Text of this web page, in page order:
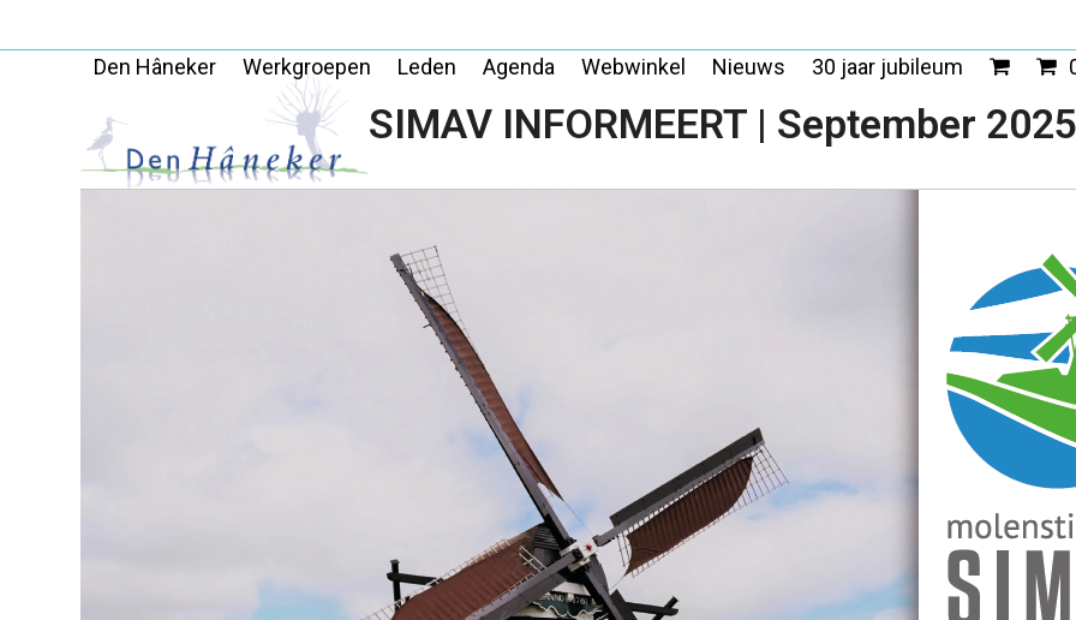
Den Hâneker Werkgroepen Leden Agenda Webwinkel Nieuws 30 jaar jubileum
SIMAV INFORMEERT | September